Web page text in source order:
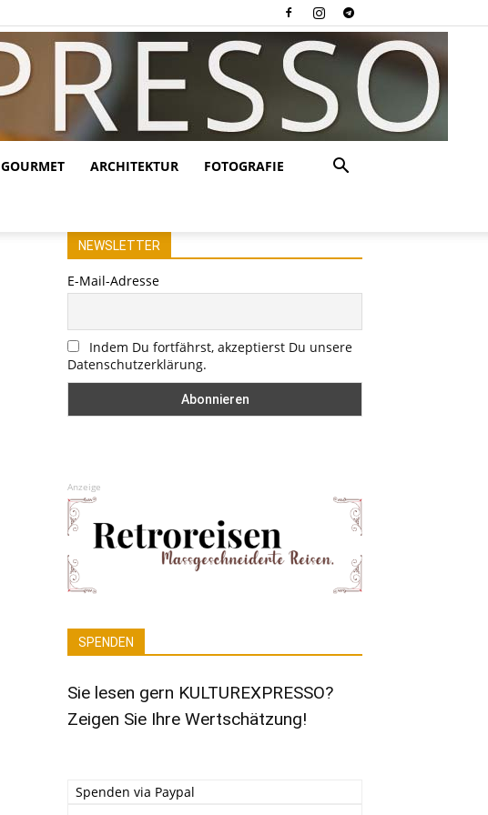
GOURMET ARCHITEKTUR FOTOGRAFIE
NEWSLETTER
E-Mail-Adresse
Indem Du fortfährst, akzeptierst Du unsere
Datenschutzerklärung.
Anzeige
SPENDEN
Sie lesen gern KULTUREXPRESSO?
Zeigen Sie Ihre Wertschätzung!
Spenden via Paypal